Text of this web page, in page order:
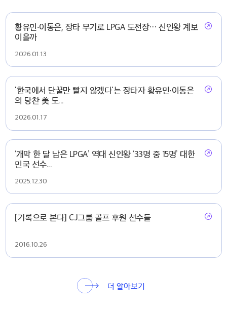
황유민·이동은, 장타 무기로 LPGA 도전장… 신인왕 계보
이을까
2026.01.13
'한국에서 단꿀만 빨지 않겠다'는 장타자 황유민·이동은
의 당찬 美 도...
2026.01.17
‘개막 한 달 남은 LPGA’ 역대 신인왕 ‘33명 중 15명’ 대한
민국 선수...
2025.12.30
[기록으로 본다] CJ그룹 골프 후원 선수들
2016.10.26
더 알아보기